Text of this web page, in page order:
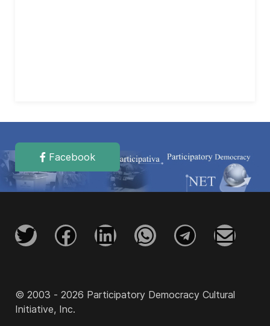
Facebook
© 2003 - 2026 Participatory Democracy Cultural
Initiative, Inc.